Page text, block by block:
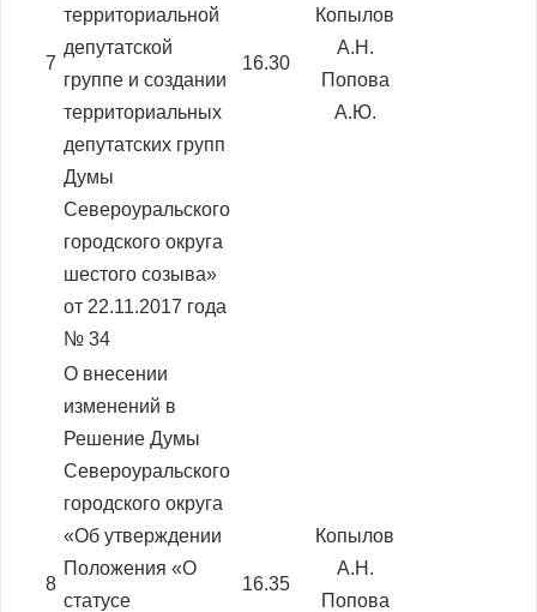
7
территориальной
депутатской
группе и создании
территориальных
депутатских групп
Думы
Североуральского
городского округа
шестого созыва»
от 22.11.2017 года
№ 34
16.30
Копылов
А.Н.
Попова
А.Ю.
8
О внесении
изменений в
Решение Думы
Североуральского
городского округа
«Об утверждении
Положения «О
статусе
16.35
Копылов
А.Н.
Попова